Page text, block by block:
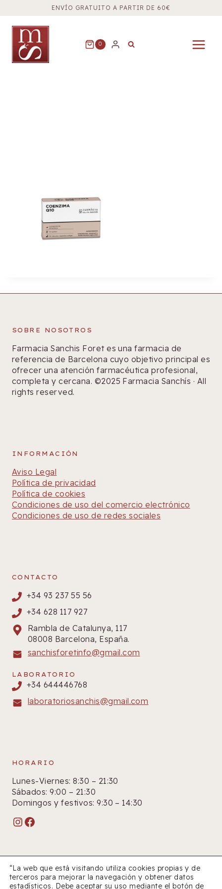
contenido
ENVÍO GRATUITO A PARTIR DE 60€
0
SOBRE NOSOTROS
Farmacia Sanchis Foret es una farmacia de
referencia de Barcelona cuyo objetivo principal es
ofrecer una atención farmacéutica profesional,
completa y cercana. ©2025 Farmacia Sanchís · All
rights reserved.
INFORMACIÓN
Aviso Legal
Política de privacidad
Política de cookies
Condiciones de uso del comercio electrónico
Condiciones de uso de redes sociales
CONTACTO
+34 93 237 55 56
+34 628 117 927
Rambla de Catalunya, 117
08008 Barcelona, España.
sanchisforetinfo@gmail.com
LABORATORIO
+34 644446768
laboratoriosanchis@gmail.com
HORARIO
Lunes-Viernes: 8:30 – 21:30
Sábados: 9:00 – 21:30
Domingos y festivos: 9:30 – 14:30
Instagram
Facebook
© 2026 Farmacia Sanchís
“La web que está visitando utiliza cookies propias y de
terceros para mejorar la navegación y obtener datos
estadísticos. Debe aceptar su uso mediante el botón de